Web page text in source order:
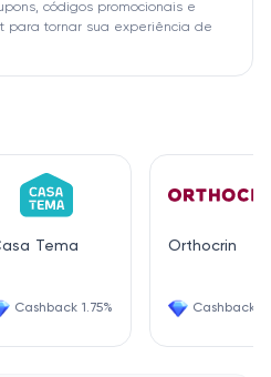
Tema
Cashback 1.75%
Orthocrin
Cashback
códigos promocionais e
para tornar sua experiência de